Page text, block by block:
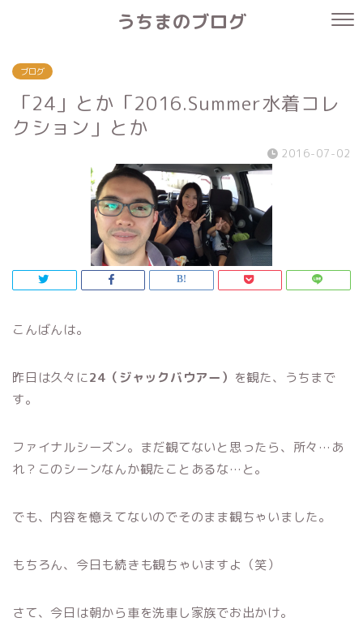
うちまのブログ
ブログ
「24」とか「2016.Summer水着コレ
クション」とか
2016-07-02
こんばんは。
昨日は久々に24（ジャックバウアー） を観た、うちまで
す。
ファイナルシーズン。まだ観てないと思ったら、所々…あ
れ？このシーンなんか観たことあるな…と。
でも、内容を憶えてないのでそのまま観ちゃいました。
もちろん、今日も続きも観ちゃいますよ（笑）
さて、今日は朝から車を洗車し家族でお出かけ。